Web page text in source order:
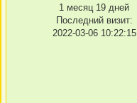
1 месяц 19 дней
Последний визит:
2022-03-06 10:22:15